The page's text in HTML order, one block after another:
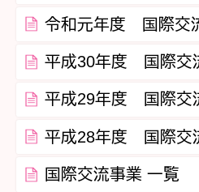
令和元年度 国際交
平成30年度 国際交
平成29年度 国際交
平成28年度 国際交
国際交流事業 一覧